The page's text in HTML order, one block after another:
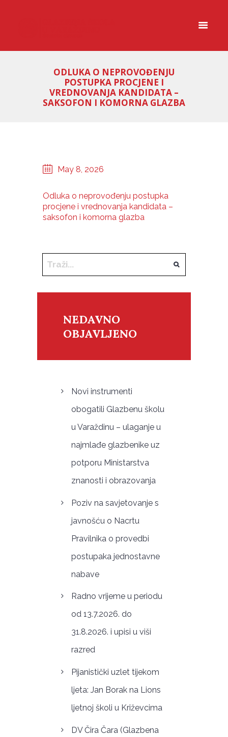
ODLUKA O NEPROVOĐENJU
POSTUPKA PROCJENE I
VREDNOVANJA KANDIDATA –
SAKSOFON I KOMORNA GLAZBA
May 8, 2026
Odluka o neprovođenju postupka
procjene i vrednovanja kandidata –
saksofon i komorna glazba
NEDAVNO
OBJAVLJENO
Novi instrumenti
obogatili Glazbenu školu
u Varaždinu – ulaganje u
najmlađe glazbenike uz
potporu Ministarstva
znanosti i obrazovanja
Poziv na savjetovanje s
javnošću o Nacrtu
Pravilnika o provedbi
postupaka jednostavne
nabave
Radno vrijeme u periodu
od 13.7.2026. do
31.8.2026. i upisi u viši
razred
Pijanistički uzlet tijekom
ljeta: Jan Borak na Lions
ljetnoj školi u Križevcima
DV Čira Čara (Glazbena